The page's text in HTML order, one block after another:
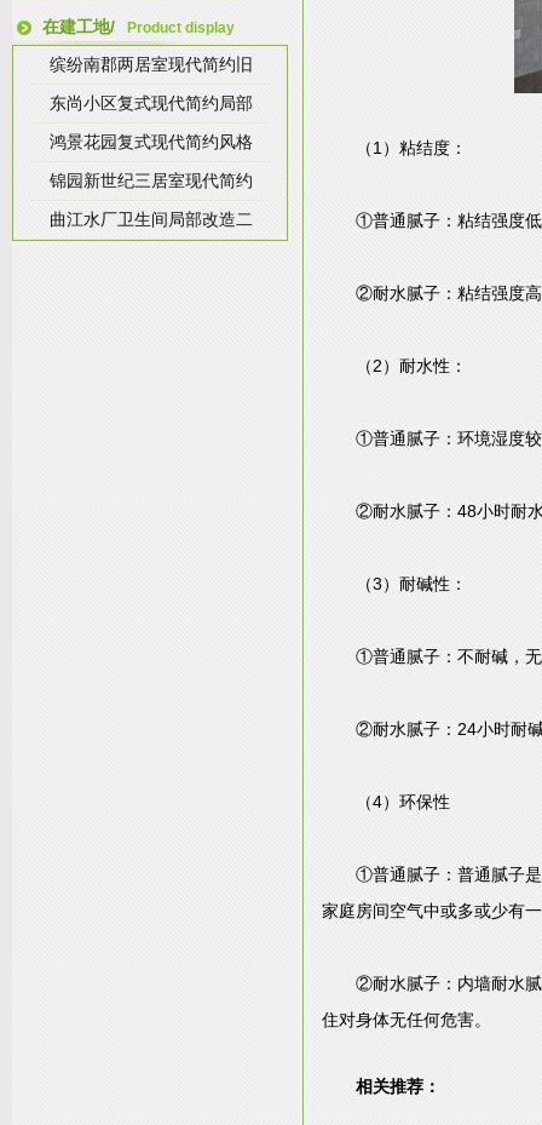
在建工地/ Product display
缤纷南郡两居室现代简约旧
东尚小区复式现代简约局部
鸿景花园复式现代简约风格
锦园新世纪三居室现代简约
曲江水厂卫生间局部改造二
（1 ）粘结度：
①普通腻子：粘结强度
②耐水腻子：粘结强度
（2）耐水性：
①普通腻子：环境湿度
②耐水腻子： 48小时耐
（3）耐碱性：
①普通腻子：不耐碱，
②耐水腻子： 24小时耐
（4）环保性
①普通腻子：普通腻子
家庭房间空气中或多或少有
②耐水腻子：内墙耐水
住对身体无任何危害。
相关推荐：